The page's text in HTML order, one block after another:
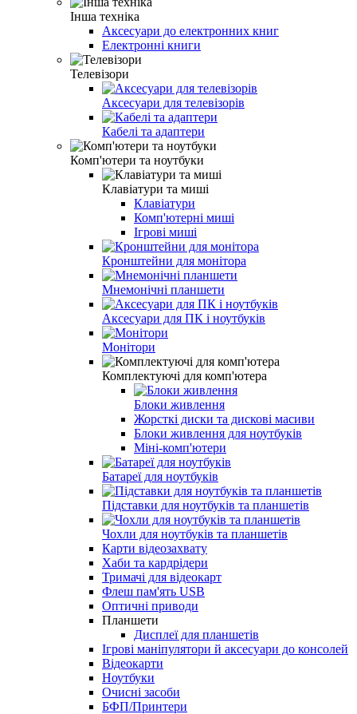
Інша техніка
Аксесуари до електронних книг
Електронні книги
Телевізори
Аксесуари для телевізорів
Кабелі та адаптери
Комп'ютери та ноутбуки
Клавіатури та миші
Клавіатури
Комп'ютерні миші
Ігрові миші
Кронштейни для монітора
Мнемонічні планшети
Аксесуари для ПК і ноутбуків
Монітори
Комплектуючі для комп'ютера
Блоки живлення
Жорсткі диски та дискові масиви
Блоки живлення для ноутбуків
Міні-комп'ютери
Батареї для ноутбуків
Підставки для ноутбуків та планшетів
Чохли для ноутбуків та планшетів
Карти відеозахвату
Хаби та кардрідери
Тримачі для відеокарт
Флеш пам'ять USB
Оптичні приводи
Планшети
Дисплеї для планшетів
Ігрові маніпулятори й аксесуари до консолей
Відеокарти
Ноутбуки
Очисні засоби
БФП/Принтери